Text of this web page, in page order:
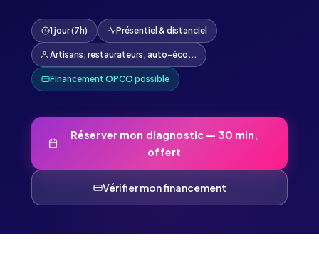
1 jour (7h) Présentiel & distanciel
Artisans, restaurateurs, auto-éco...
Financement OPCO possible
Réserver mon diagnostic — 30 min,
offert
Vérifier mon financement